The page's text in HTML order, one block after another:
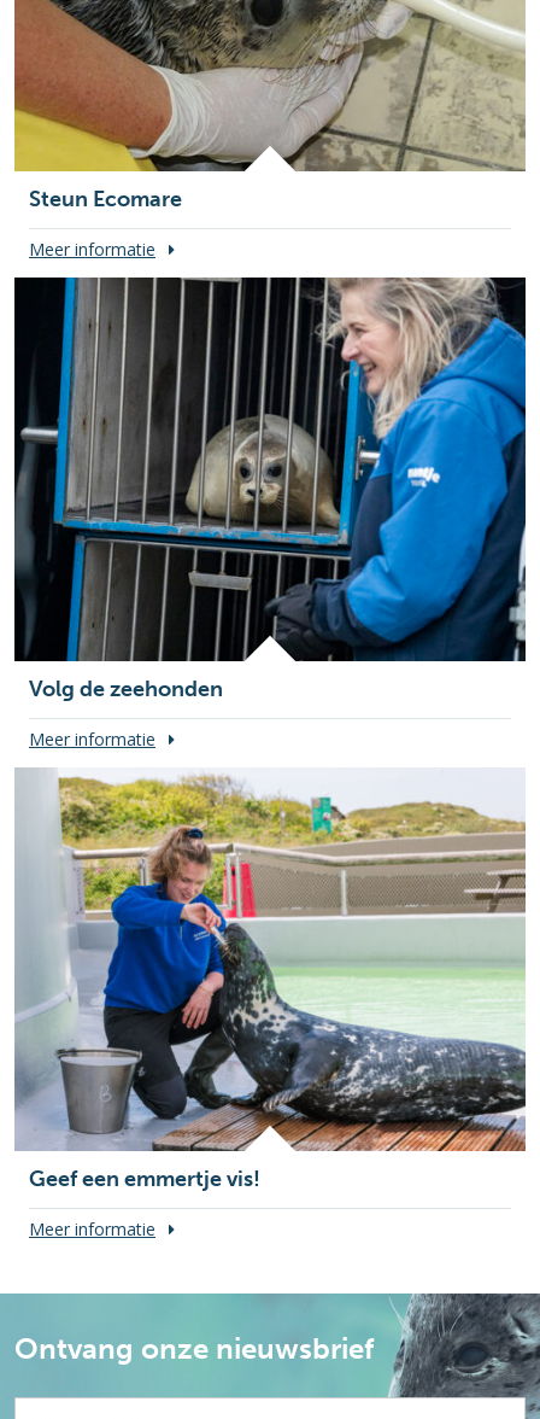
Steun Ecomare
Meer informatie
Volg de zeehonden
Meer informatie
Geef een emmertje vis!
Meer informatie
Ontvang onze nieuwsbrief